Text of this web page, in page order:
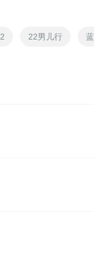
22男儿行 蓝